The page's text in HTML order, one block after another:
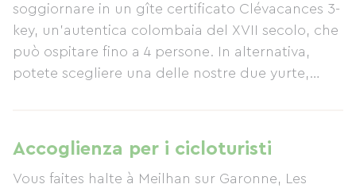
soggiornare in un gîte certificato Clévacances 3-
key, un'autentica colombaia del XVII secolo, che
può ospitare fino a 4 persone. In alternativa,
potete scegliere una delle nostre due yurte,
una per 2 persone e una per 4. La colazione, con
marmellata fatta in casa e miele delle nostre api,
viene servita sulla nostra terrazza o in loco.
Accoglienza per i cicloturisti
Vous faites halte à Meilhan sur Garonne, Les